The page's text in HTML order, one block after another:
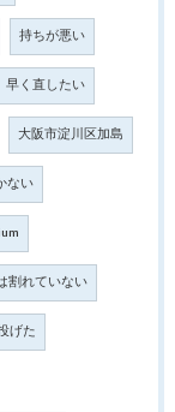
持ちが悪い
早く直したい
大阪市淀川区加島
ない
割れていない
げた